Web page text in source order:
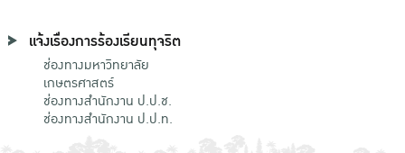
แจ้งเรื่องการร้องเรียนทุจริต
ช่องทางมหาวิทยาลัย
เกษตรศาสตร์
ช่องทางสำนักงาน ป.ป.ช.
ช่องทางสำนักงาน ป.ป.ท.